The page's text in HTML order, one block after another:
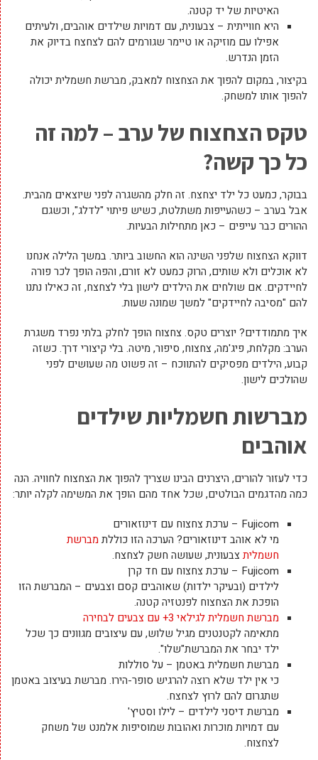
האיטיות של יד קטנה.
היא חווייתית – צבעונית, עם דמויות שילדים אוהבים, ולעיתים
אפילו עם מוזיקה או טיימר שגורמים להם לצחצח בדיוק את
הזמן הנדרש.
בקיצור, במקום להפוך את הצחצוח למאבק, מברשת חשמלית יכולה
להפוך אותו למשחק.
טקס הצחצוח של ערב – למה זה
כל כך קשה?
בבוקר, כמעט כל ילד יצחצח. זה חלק מהשגרה לפני שיוצאים מהבית.
אבל בערב – כשהעייפות משתלטת, כשיש פיתוי "לדלג", וכשגם
ההורים כבר עייפים – כאן מתחילות הבעיות.
דווקא הצחצוח שלפני השינה הוא החשוב ביותר. במשך הלילה אנחנו
לא אוכלים ולא שותים, הרוק כמעט לא זורם, והפה הופך לכר פורה
לחיידקים. אם שולחים את הילדים לישון בלי לצחצח, זה כאילו נתנו
להם "מסיבה לחיידקים" למשך שמונה שעות.
איך מתמודדים? יוצרים טקס. צחצוח הופך לחלק בלתי נפרד משגרת
הערב: מקלחת, פיג'מה, צחצוח, סיפור, מיטה. בלי קיצורי דרך. כשזה
קבוע, הילדים מפסיקים להתווכח – זה פשוט מה שעושים לפני
שהולכים לישון.
מברשות חשמליות שילדים
אוהבים
כדי לעזור להורים, היצרנים הבינו שצריך להפוך את הצחצוח לחוויה. הנה
כמה מהדגמים הבולטים, שכל אחד מהם הופך את המשימה לקלה יותר:
Fujicom – ערכת צחצוח עם דינוזאורים
מי לא אוהב דינוזאורים? הערכה הזו כוללת מברשת
חשמליתצבעונית, שעושה חשק לצחצח.
Fujicom – ערכת צחצוח עם חד קרן
לילדים (ובעיקר ילדות) שאוהבים קסם וצבעים – המברשת הזו
הופכת את הצחצוח לפנטזיה קטנה.
מברשת חשמלית לגילאי 3+ עם צבעים לבחירה
מתאימה לקטנטנים מגיל שלוש, עם עיצובים מגוונים כך שכל
ילד יבחר את המברשת"שלו".
מברשת חשמלית באטמן – על סוללות
כי אין ילד שלא רוצה להרגיש סופר-הירו. מברשת בעיצוב באטמן
שתגרום להם לרוץ לצחצח.
מברשת דיסני לילדים – לילו וסטיץ'
עם דמויות מוכרות ואהובות שמוסיפות אלמנט של משחק
לצחצוח.